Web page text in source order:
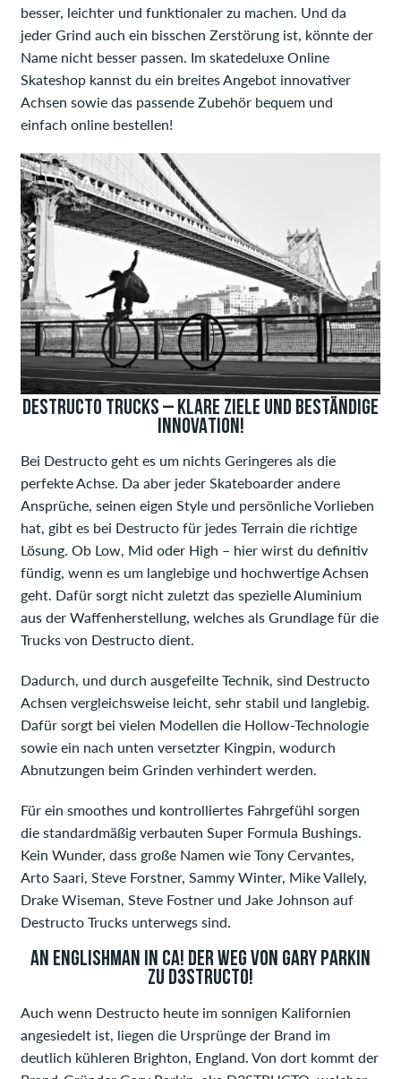
besser, leichter und funktionaler zu machen. Und da
jeder Grind auch ein bisschen Zerstörung ist, könnte der
Name nicht besser passen. Im skatedeluxe Online
Skateshop kannst du ein breites Angebot innovativer
Achsen sowie das passende Zubehör bequem und
einfach online bestellen!
DESTRUCTO TRUCKS – KLARE ZIELE UND BESTÄNDIGE
INNOVATION!
Bei Destructo geht es um nichts Geringeres als die
perfekte Achse. Da aber jeder Skateboarder andere
Ansprüche, seinen eigen Style und persönliche Vorlieben
hat, gibt es bei Destructo für jedes Terrain die richtige
Lösung. Ob Low, Mid oder High – hier wirst du definitiv
fündig, wenn es um langlebige und hochwertige Achsen
geht. Dafür sorgt nicht zuletzt das spezielle Aluminium
aus der Waffenherstellung, welches als Grundlage für die
Trucks von Destructo dient.
Dadurch, und durch ausgefeilte Technik, sind Destructo
Achsen vergleichsweise leicht, sehr stabil und langlebig.
Dafür sorgt bei vielen Modellen die Hollow-Technologie
sowie ein nach unten versetzter Kingpin, wodurch
Abnutzungen beim Grinden verhindert werden.
Für ein smoothes und kontrolliertes Fahrgefühl sorgen
die standardmäßig verbauten Super Formula Bushings.
Kein Wunder, dass große Namen wie Tony Cervantes,
Arto Saari, Steve Forstner, Sammy Winter, Mike Vallely,
Drake Wiseman, Steve Fostner und Jake Johnson auf
Destructo Trucks unterwegs sind.
AN ENGLISHMAN IN CA! DER WEG VON GARY PARKIN
ZU D3STRUCTO!
Auch wenn Destructo heute im sonnigen Kalifornien
angesiedelt ist, liegen die Ursprünge der Brand im
deutlich kühleren Brighton, England. Von dort kommt der